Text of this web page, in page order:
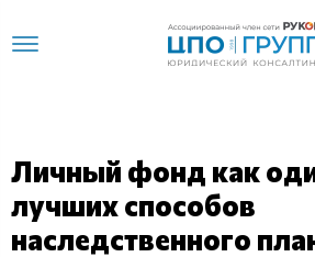
Личный фонд как
лучших способов
наследственного